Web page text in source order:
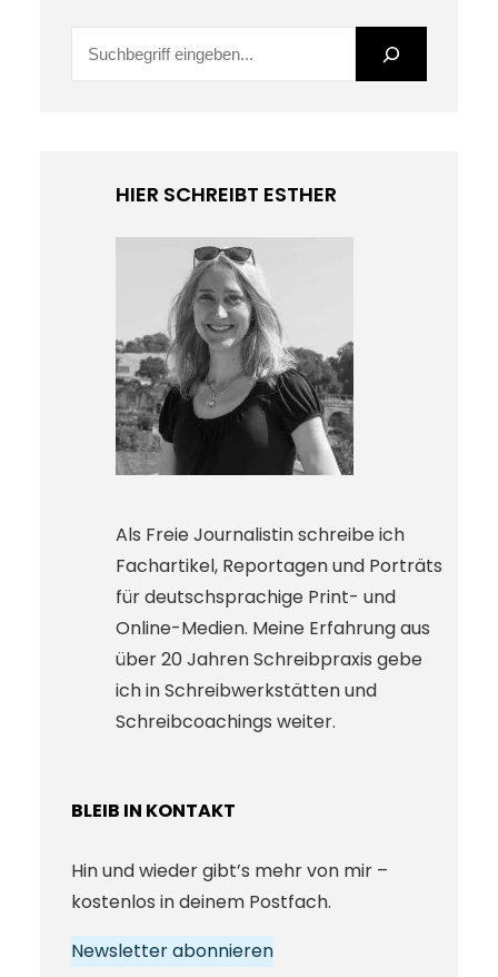
HIER SCHREIBT ESTHER
Als Freie Journalistin schreibe ich
Fachartikel, Reportagen und Porträts
für deutschsprachige Print- und
Online-Medien. Meine Erfahrung aus
über 20 Jahren Schreibpraxis gebe
ich in Schreibwerkstätten und
Schreibcoachings weiter.
BLEIB IN KONTAKT
Hin und wieder gibt’s mehr von mir –
kostenlos in deinem Postfach.
Newsletter abonnieren